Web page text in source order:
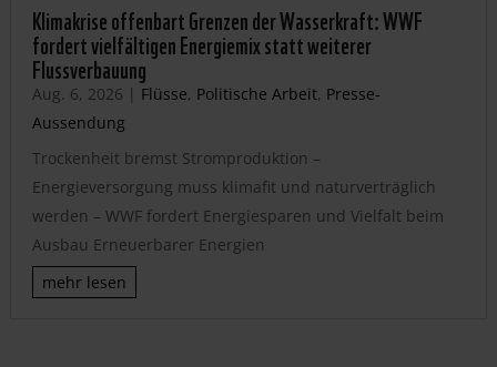
Klimakrise offenbart Grenzen der Wasserkraft: WWF
fordert vielfältigen Energiemix statt weiterer
Flussverbauung
Aug. 6, 2026 | Flüsse, Politische Arbeit, Presse-
Aussendung
Trockenheit bremst Stromproduktion –
Energieversorgung muss klimafit und naturverträglich
werden – WWF fordert Energiesparen und Vielfalt beim
Ausbau Erneuerbarer Energien
mehr lesen